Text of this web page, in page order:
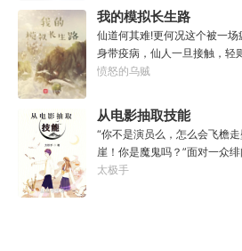
源，心怀能观想星海的奇异神
年以后。“我现在的飞行速度
是……”李源在距蓝星表层约
冰冷眸子盯着昏暗虚空尽头那
大物：“你，应该是所有入侵半
我的模拟长生路
仙道何其难!更何况这个被一
身带疫病，仙人一旦接触，轻
于是仙凡永隔；仙法不可同修
凡尘中打滚，蹉跎一生。好在
化真为假，将真实的人生转为
于是，李凡开始了他的漫漫长
载终权倾天下，但却遍寻世间
得见仙人痕迹。第三世，李凡
愤怒的乌贼
从电影抽取技能
“你不是演员么，怎么会飞檐
崖！你是魔鬼吗？”面对一众
影片中获得的绝技：【龙象般
太极手